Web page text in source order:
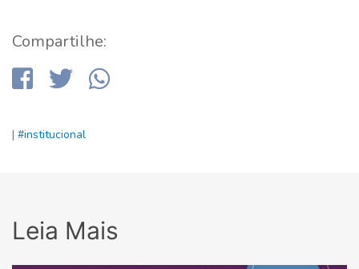
Compartilhe:
| #institucional
Leia Mais